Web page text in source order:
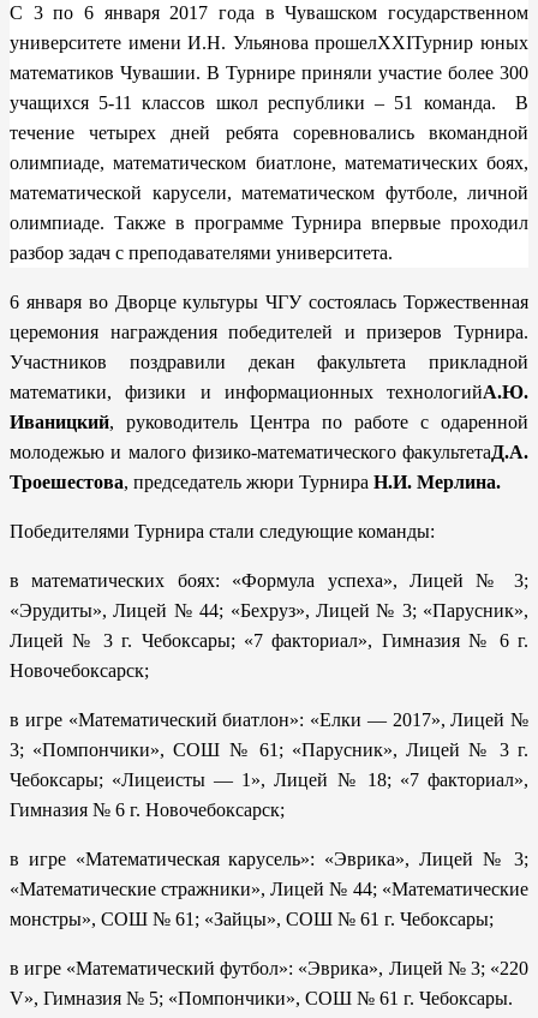
C 3 по 6 января 2017 года в Чувашском государственном
университете имени И.Н. Ульянова прошелXXIТурнир юных
математиков Чувашии. В Турнире приняли участие более 300
учащихся 5-11 классов школ республики – 51 команда. В
течение четырех дней ребята соревновались вкомандной
олимпиаде, математическом биатлоне, математических боях,
математической карусели, математическом футболе, личной
олимпиаде. Также в программе Турнира впервые проходил
разбор задач с преподавателями университета.
6 января во Дворце культуры ЧГУ состоялась Торжественная
церемония награждения победителей и призеров Турнира.
Участников поздравили декан факультета прикладной
математики, физики и информационных технологийА.Ю.
Иваницкий, руководитель Центра по работе с одаренной
молодежью и малого физико-математического факультетаД.А.
Троешестова, председатель жюри Турнира Н.И. Мерлина.
Победителями Турнира стали следующие команды:
в математических боях: «Формула успеха», Лицей № 3;
«Эрудиты», Лицей № 44; «Бехруз», Лицей № 3; «Парусник»,
Лицей № 3 г. Чебоксары; «7 факториал», Гимназия № 6 г.
Новочебоксарск;
в игре «Математический биатлон»: «Елки — 2017», Лицей №
3; «Помпончики», СОШ № 61; «Парусник», Лицей № 3 г.
Чебоксары; «Лицеисты — 1», Лицей № 18; «7 факториал»,
Гимназия № 6 г. Новочебоксарск;
в игре «Математическая карусель»: «Эврика», Лицей № 3;
«Математические стражники», Лицей № 44; «Математические
монстры», СОШ № 61; «Зайцы», СОШ № 61 г. Чебоксары;
в игре «Математический футбол»: «Эврика», Лицей № 3; «220
V», Гимназия № 5; «Помпончики», СОШ № 61 г. Чебоксары.